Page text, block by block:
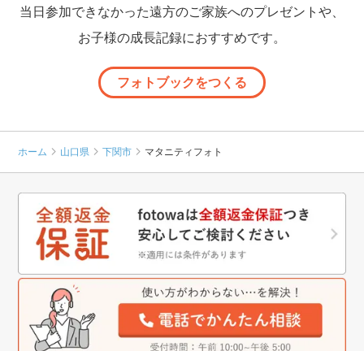
当日参加できなかった遠方のご家族へのプレゼントや、
お子様の成長記録におすすめです。
フォトブックをつくる
ホーム 山口県 下関市 マタニティフォト